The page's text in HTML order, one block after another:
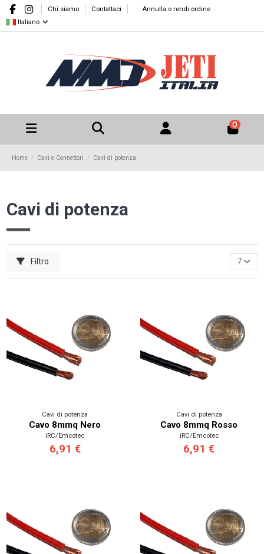
Chi siamo Contattaci
Annulla o rendi ordine
Italiano
0
Home Cavi e Connettori Cavi di potenza
Cavi di potenza
Filtro 7
Cavi di potenza
Cavo 8mmq Nero
iRC/Emcotec
6,91 €
Cavi di potenza
Cavo 8mmq Rosso
iRC/Emcotec
6,91 €